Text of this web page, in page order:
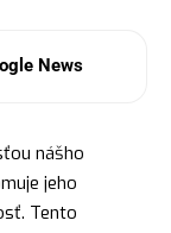
News
nášho
jeho
Tento